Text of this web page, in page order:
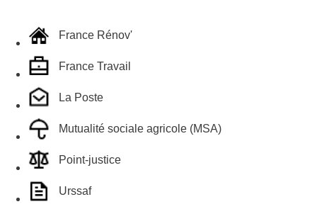
France Rénov'
France Travail
La Poste
Mutualité sociale agricole (MSA)
Point-justice
Urssaf